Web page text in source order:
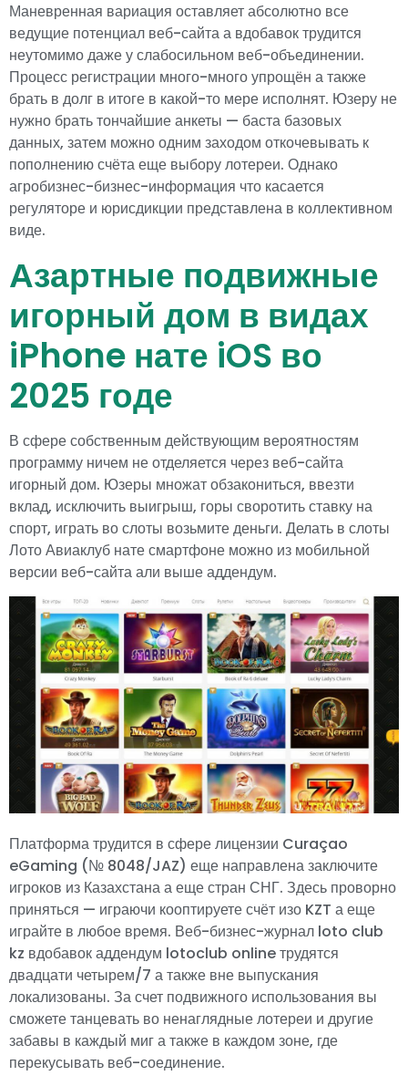
Маневренная вариация оставляет абсолютно все
ведущие потенциал веб-сайта а вдобавок трудится
неутомимо даже у слабосильном веб-объединении.
Процесс регистрации много-много упрощён а также
брать в долг в итоге в какой-то мере исполнят. Юзеру не
нужно брать тончайшие анкеты — баста базовых
данных, затем можно одним заходом откочевывать к
пополнению счёта еще выбору лотереи. Однако
агробизнес-бизнес-информация что касается
регуляторе и юрисдикции представлена в коллективном
виде.
Азартные подвижные
игорный дом в видах
iPhone нате iOS во
2025 годе
В сфере собственным действующим вероятностям
программу ничем не отделяется через веб-сайта
игорный дом. Юзеры множат обзакониться, ввезти
вклад, исключить выигрыш, горы своротить ставку на
спорт, играть во слоты возьмите деньги. Делать в слоты
Лото Авиаклуб нате смартфоне можно из мобильной
версии веб-сайта али выше аддендум.
Платформа трудится в сфере лицензии Curaçao
eGaming (№ 8048/JAZ) еще направлена заключите
игроков из Казахстана а еще стран СНГ. Здесь проворно
приняться — играючи кооптируете счёт изо KZT а еще
играйте в любое время. Веб-бизнес-журнал loto club
kz вдобавок аддендум lotoclub online трудятся
двадцати четырем/7 а также вне выпускания
локализованы. За счет подвижного использования вы
сможете танцевать во ненаглядные лотереи и другие
забавы в каждый миг а также в каждом зоне, где
перекусывать веб-соединение.